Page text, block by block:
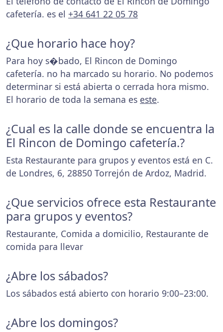
cafetería. es el +34 641 22 05 78
¿Que horario hace hoy?
Para hoy s�bado, El Rincon de Domingo
cafetería. no ha marcado su horario. No podemos
determinar si está abierta o cerrada hora mismo.
El horario de toda la semana es este.
¿Cual es la calle donde se encuentra la
El Rincon de Domingo cafetería.?
Esta Restaurante para grupos y eventos está en C.
de Londres, 6, 28850 Torrejón de Ardoz, Madrid.
¿Que servicios ofrece esta Restaurante
para grupos y eventos?
Restaurante, Comida a domicilio, Restaurante de
comida para llevar
¿Abre los sábados?
Los sábados está abierto con horario 9:00–23:00.
¿Abre los domingos?